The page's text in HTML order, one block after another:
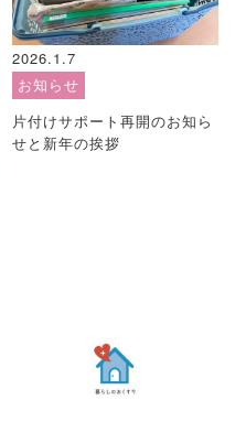
2026.1.7
お知らせ
片付けサポート再開のお知ら
せと新年の挨拶